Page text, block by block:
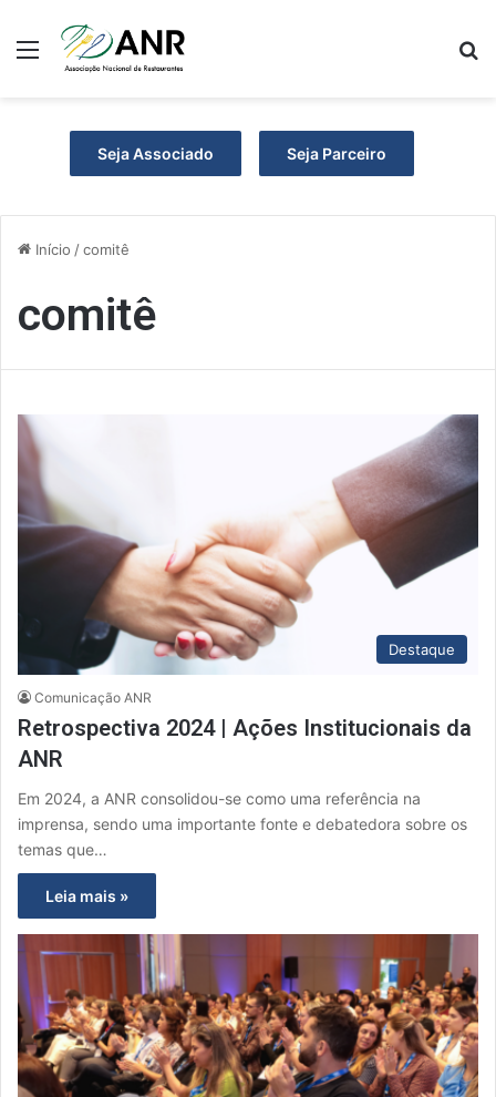
Menu
Seja Associado Seja Parceiro
Início /comitê
comitê
Destaque
Comunicação ANR
Retrospectiva 2024 | Ações Institucionais da
ANR
Em 2024, a ANR consolidou-se como uma referência na
imprensa, sendo uma importante fonte e debatedora sobre os
temas que…
Leia mais »